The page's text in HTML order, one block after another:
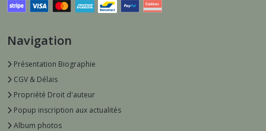
Navigation
Présentation Biographie
CGV & Délais
Propriété Droit d'auteur
Popup inscription aux actualités
Album photos